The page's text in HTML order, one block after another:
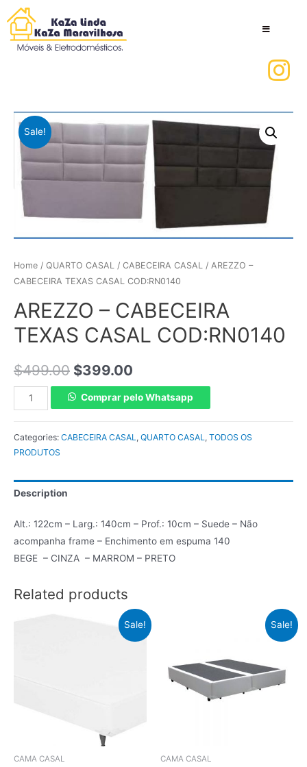
Sale!
Home / QUARTO CASAL / CABECEIRA CASAL
/ AREZZO –
CABECEIRA TEXAS CASAL COD:RN0140
AREZZO – CABECEIRA
TEXAS CASAL COD:RN0140
$499.00 $399.00
Comprar pelo Whatsapp
Categories: CABECEIRA CASAL, QUARTO CASAL, TODOS OS
PRODUTOS
Description
Alt.: 122cm – Larg.: 140cm – Prof.: 10cm – Suede – Não
acompanha frame – Enchimento em espuma 140
BEGE – CINZA – MARROM – PRETO
Related products
Sale!
CAMA CASAL
Sale!
CAMA CASAL